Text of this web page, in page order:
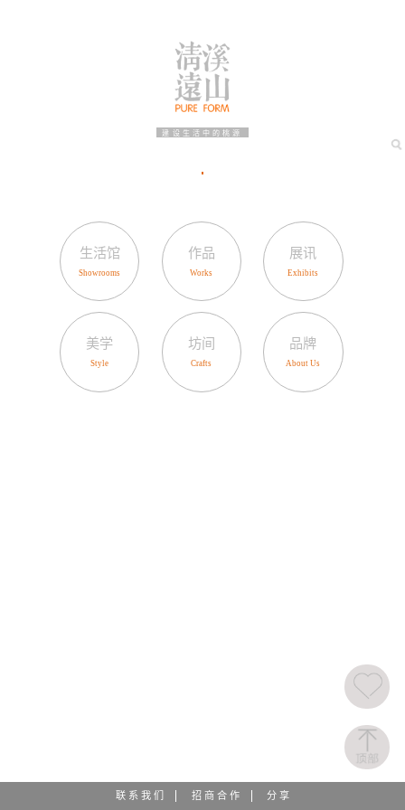
建设生活中的桃源
生活馆 作品 展讯
美学 坊间 品牌
联 系 我 们 招 商 合 作 分 享